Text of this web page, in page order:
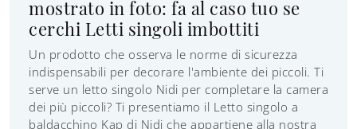
mostrato in foto: fa al caso tuo se
cerchi Letti singoli imbottiti
Un prodotto che osserva le norme di sicurezza
indispensabili per decorare l'ambiente dei piccoli. Ti
serve un letto singolo Nidi per completare la camera
dei più piccoli? Ti presentiamo il Letto singolo a
baldacchino Kap di Nidi che appartiene alla nostra